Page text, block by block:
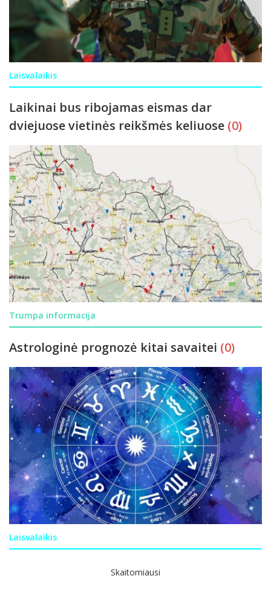
Laisvalaikis
Laikinai bus ribojamas eismas dar
dviejuose vietinės reikšmės keliuose (0)
Trumpa informacija
Astrologinė prognozė kitai savaitei (0)
Laisvalaikis
Skaitomiausi